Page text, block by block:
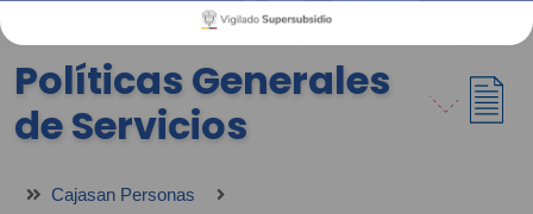
Políticas Generales
de Servicios
Cajasan Personas